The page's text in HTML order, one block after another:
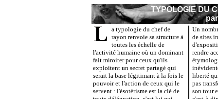
TYPOLOGIE DU
a typologie du chef de
rayon renvoie sa structure à
toutes les échelle de
l'activité humaine où un dominant
fait miroiter pour ceux qu'ils
exploitent un secret partagé qui
serait la base légitimant à la fois le
pouvoir et l'action de ceux qui le
servent : l'ésotérisme est la clé de
Un
de sites
rendre
liberté
pas
son tour